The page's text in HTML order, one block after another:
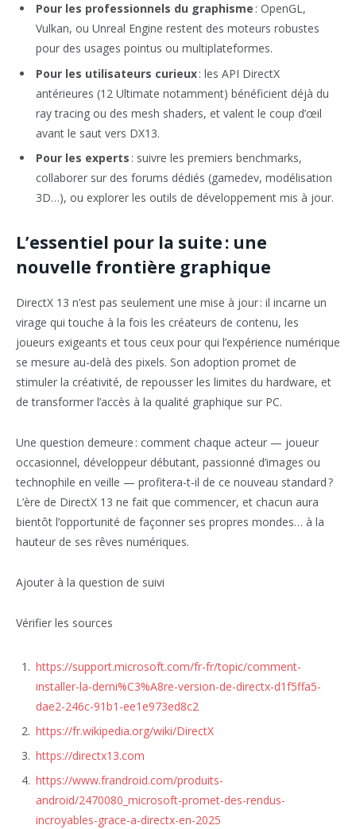
Pour les professionnels du graphisme : OpenGL,
Vulkan, ou Unreal Engine restent des moteurs robustes
pour des usages pointus ou multiplateformes.
Pour les utilisateurs curieux: les API DirectX
antérieures (12 Ultimate notamment) bénéficient déjà du
ray tracing ou des mesh shaders, et valent le coup d’œil
avant le saut vers DX13.
Pour les experts : suivre les premiers benchmarks,
collaborer sur des forums dédiés (gamedev, modélisation
3D…), ou explorer les outils de développement mis à jour.
L’essentiel pour la suite : une
nouvelle frontière graphique
DirectX 13 n’est pas seulement une mise à jour : il incarne un
virage qui touche à la fois les créateurs de contenu, les
joueurs exigeants et tous ceux pour qui l’expérience numérique
se mesure au-delà des pixels. Son adoption promet de
stimuler la créativité, de repousser les limites du hardware, et
de transformer l’accès à la qualité graphique sur PC.
Une question demeure : comment chaque acteur — joueur
occasionnel, développeur débutant, passionné d’images ou
technophile en veille — profitera-t-il de ce nouveau standard ?
L’ère de DirectX 13 ne fait que commencer, et chacun aura
bientôt l’opportunité de façonner ses propres mondes… à la
hauteur de ses rêves numériques.
Ajouter à la question de suivi
Vérifier les sources
https://support.microsoft.com/fr-fr/topic/comment-
installer-la-derni%C3%A8re-version-de-directx-d1f5ffa5-
dae2-246c-91b1-ee1e973ed8c2
https://fr.wikipedia.org/wiki/DirectX
https://directx13.com
https://www.frandroid.com/produits-
android/2470080_microsoft-promet-des-rendus-
incroyables-grace-a-directx-en-2025